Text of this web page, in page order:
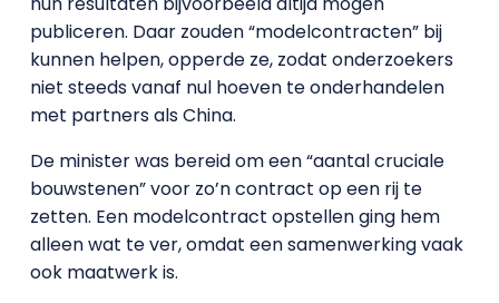
publiceren. Daar zouden “modelcontracten” bij
kunnen helpen, opperde ze, zodat onderzoekers
niet steeds vanaf nul hoeven te onderhandelen
met partners als China.
De minister was bereid om een “aantal cruciale
bouwstenen” voor zo’n contract op een rij te
zetten. Een modelcontract opstellen ging hem
alleen wat te ver, omdat een samenwerking vaak
ook maatwerk is.